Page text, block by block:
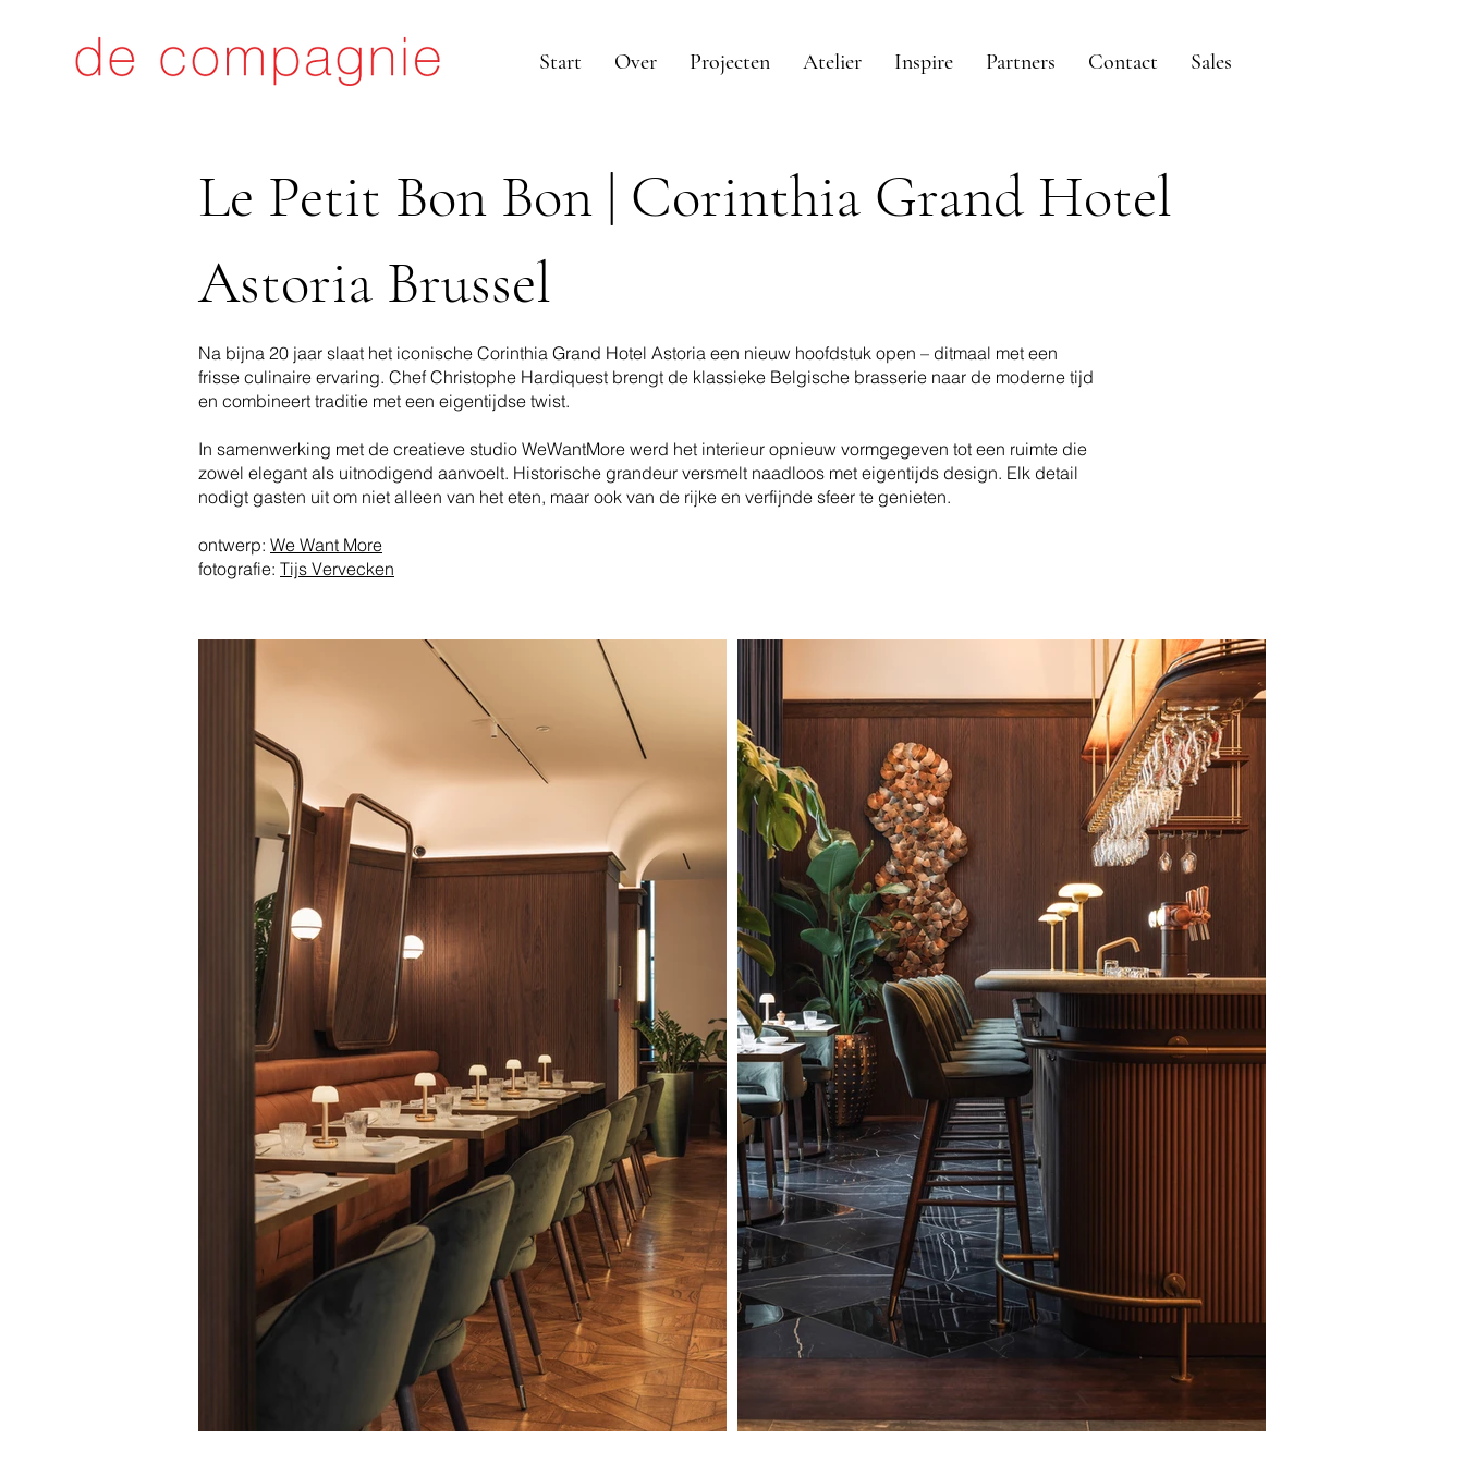
Start Over Projecten Atelier Inspire Partners Contact Sales
Le Petit Bon Bon | Corinthia Grand Hotel
Astoria Brussel
Na bijna 20 jaar slaat het iconische Corinthia Grand Hotel Astoria een nieuw hoofdstuk open – ditmaal met een
frisse culinaire ervaring. Chef Christophe Hardiquest brengt de klassieke Belgische brasserie naar de moderne tijd
en combineert traditie met een eigentijdse twist.
In samenwerking met de creatieve studio WeWantMore werd het interieur opnieuw vormgegeven tot een ruimte die
zowel elegant als uitnodigend aanvoelt. Historische grandeur versmelt naadloos met eigentijds design. Elk detail
nodigt gasten uit om niet alleen van het eten, maar ook van de rijke en verfijnde sfeer te genieten.
ontwerp: We Want More
fotografie: Tijs Vervecken